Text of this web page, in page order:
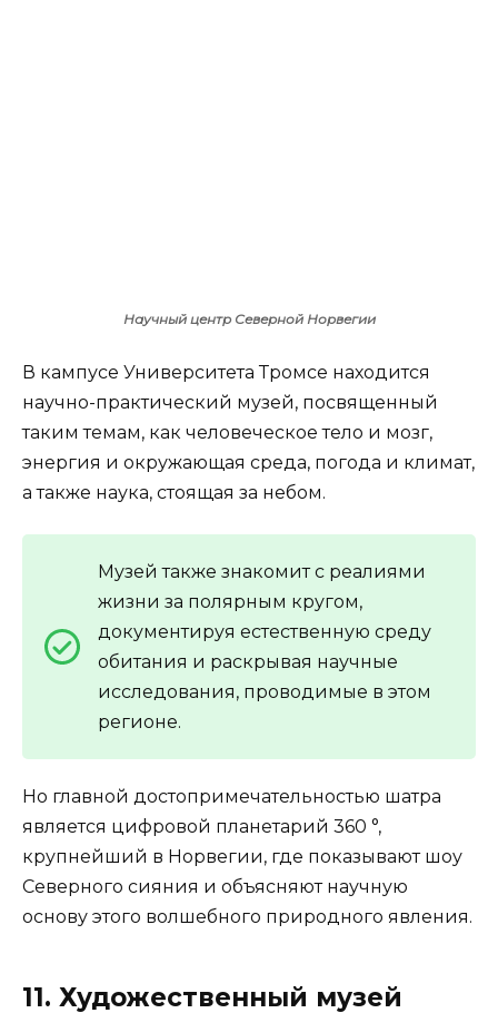
Научный центр Северной Норвегии
В кампусе Университета Тромсе находится
научно-практический музей, посвященный
таким темам, как человеческое тело и мозг,
энергия и окружающая среда, погода и климат,
а также наука, стоящая за небом.
Музей также знакомит с реалиями
жизни за полярным кругом,
документируя естественную среду
обитания и раскрывая научные
исследования, проводимые в этом
регионе.
Но главной достопримечательностью шатра
является цифровой планетарий 360 °,
крупнейший в Норвегии, где показывают шоу
Северного сияния и объясняют научную
основу этого волшебного природного явления.
11. Художественный музей